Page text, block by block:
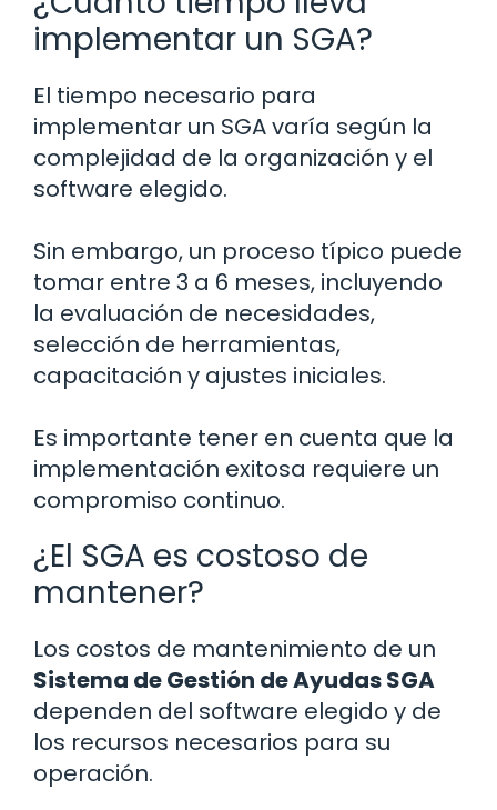
implementar un SGA?
El tiempo necesario para
implementar un SGA varía según la
complejidad de la organización y el
software elegido.
Sin embargo, un proceso típico puede
tomar entre 3 a 6 meses, incluyendo
la evaluación de necesidades,
selección de herramientas,
capacitación y ajustes iniciales.
Es importante tener en cuenta que la
implementación exitosa requiere un
compromiso continuo.
¿El SGA es costoso de
mantener?
Los costos de mantenimiento de un
Sistema de Gestión de Ayudas SGA
dependen del software elegido y de
los recursos necesarios para su
operación.